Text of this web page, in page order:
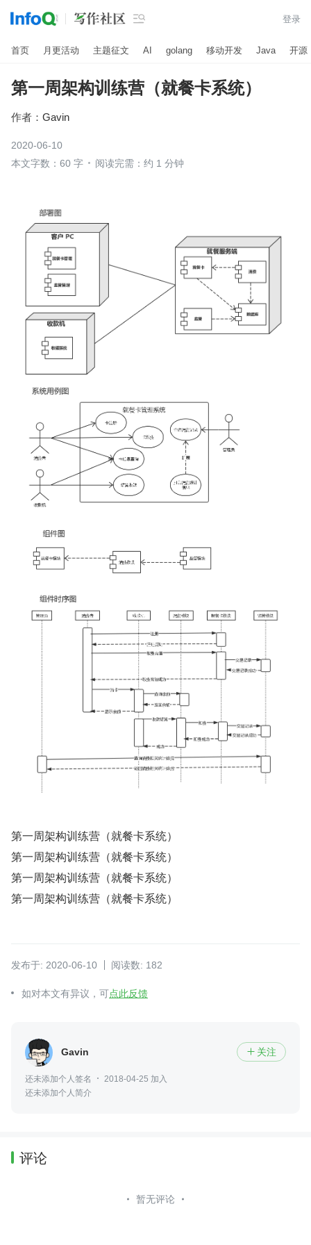
 登录
首页 月更活动 主题征文 AI golang 移动开发 Java 开源
第一周架构训练营（就餐卡系统）
作者： Gavin
2020-06-10
本文字数：60 字
阅读完需：约 1 分钟
第一周架构训练营（就餐卡系统）
第一周架构训练营（就餐卡系统）
第一周架构训练营（就餐卡系统）
第一周架构训练营（就餐卡系统）
发布于: 2020-06-10 阅读数: 182
如对本文有异议，可点此反馈
Gavin  关注
还未添加个人签名
2018-04-25 加入
还未添加个人简介
评论
暂无评论